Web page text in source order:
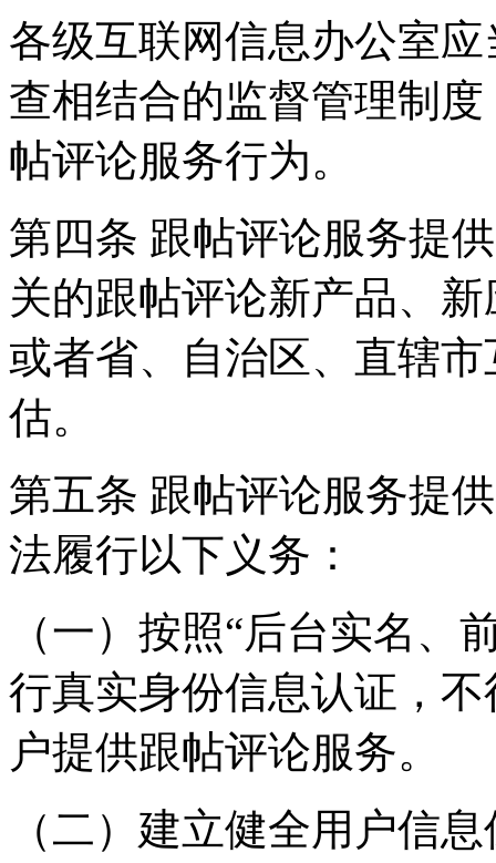
各级互联网信息办公室
查相结合的监督管理制
帖评论服务行为。
第四条 跟帖评论服务提
关的跟帖评论新产品、
或者省、自治区、直辖
估。
第五条 跟帖评论服务提
法履行以下义务：
（一）按照“后台实名、
行真实身份信息认证，
户提供跟帖评论服务。
（二）建立健全用户信